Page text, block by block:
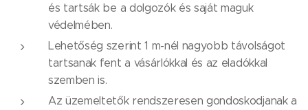
és tartsák be a dolgozók és saját maguk
védelmében.
Lehetőség szerint 1 m-nél nagyobb távolságot
tartsanak fent a vásárlókkal és az eladókkal
szemben is.
Az üzemeltetők rendszeresen gondoskodjanak a